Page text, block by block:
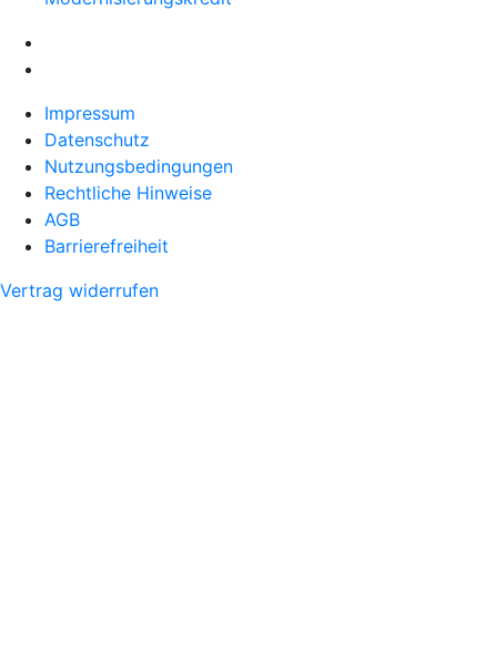
Impressum
Datenschutz
Nutzungsbedingungen
Rechtliche Hinweise
AGB
Barrierefreiheit
Vertrag widerrufen